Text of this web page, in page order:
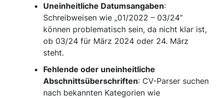
Uneinheitliche Datumsangaben:
Schreibweisen wie „01/2022 – 03/24“
können problematisch sein, da nicht klar ist,
ob 03/24 für März 2024 oder 24. März
steht.
Fehlende oder uneinheitliche
Abschnittsüberschriften: CV-Parser suchen
nach bekannten Kategorien wie